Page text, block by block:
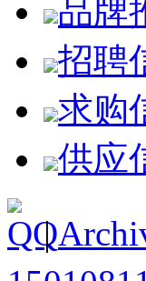
品牌
招聘
求购
供应
|